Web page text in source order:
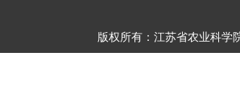
版权所有：江苏省农业科学